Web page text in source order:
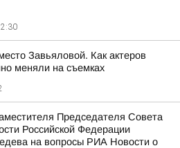
Завьяловой. Как актеров
меняли на съемках
Председателя Совета
Российской Федерации
на вопросы РИА Новости о